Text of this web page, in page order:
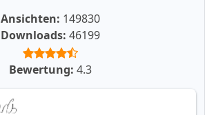
Ansichten: 149830
Downloads: 46199
Bewertung: 4.3